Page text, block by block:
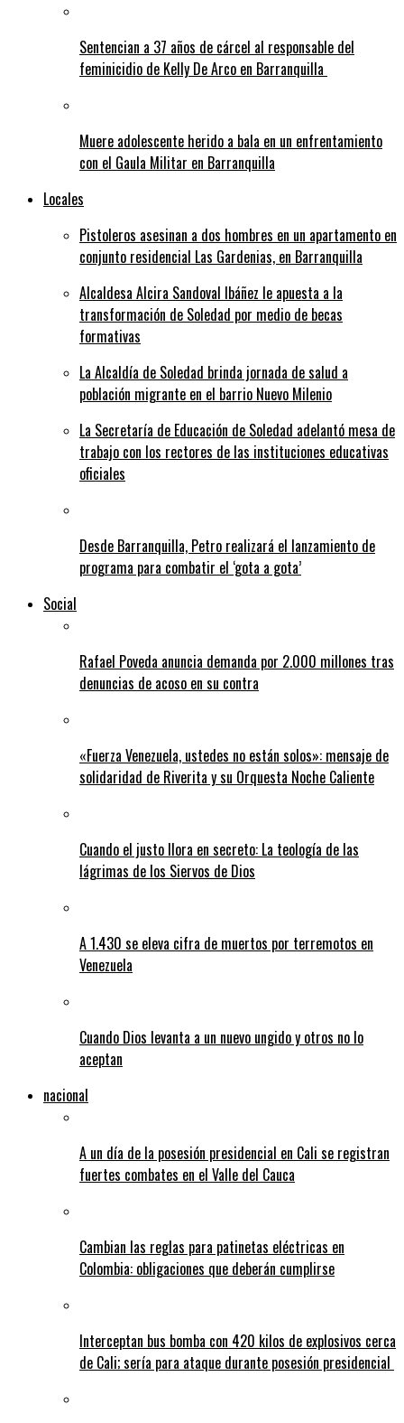
Sentencian a 37 años de cárcel al responsable del
feminicidio de Kelly De Arco en Barranquilla
Muere adolescente herido a bala en un enfrentamiento
con el Gaula Militar en Barranquilla
Locales
Pistoleros asesinan a dos hombres en un apartamento en
conjunto residencial Las Gardenias, en Barranquilla
Alcaldesa Alcira Sandoval Ibáñez le apuesta a la
transformación de Soledad por medio de becas
formativas
La Alcaldía de Soledad brinda jornada de salud a
población migrante en el barrio Nuevo Milenio
La Secretaría de Educación de Soledad adelantó mesa de
trabajo con los rectores de las instituciones educativas
oficiales
Desde Barranquilla, Petro realizará el lanzamiento de
programa para combatir el ‘gota a gota’
Social
Rafael Poveda anuncia demanda por 2.000 millones tras
denuncias de acoso en su contra
«Fuerza Venezuela, ustedes no están solos»: mensaje de
solidaridad de Riverita y su Orquesta Noche Caliente
Cuando el justo llora en secreto: La teología de las
lágrimas de los Siervos de Dios
A 1.430 se eleva cifra de muertos por terremotos en
Venezuela
Cuando Dios levanta a un nuevo ungido y otros no lo
aceptan
nacional
A un día de la posesión presidencial en Cali se registran
fuertes combates en el Valle del Cauca
Cambian las reglas para patinetas eléctricas en
Colombia: obligaciones que deberán cumplirse
Interceptan bus bomba con 420 kilos de explosivos cerca
de Cali; sería para ataque durante posesión presidencial